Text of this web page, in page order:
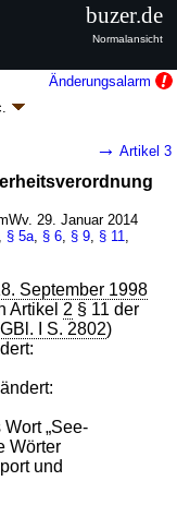
Änderungsalarm
(14.
29.01.2014, abweichend
→ Artikel 3
29. Januar 2014
§ 5a § 6 § 9 § 11
September 1998
Artikel 2 § 11 der
I S. 2802)
„See-
Wörter
und
buzer.de
Normalansicht